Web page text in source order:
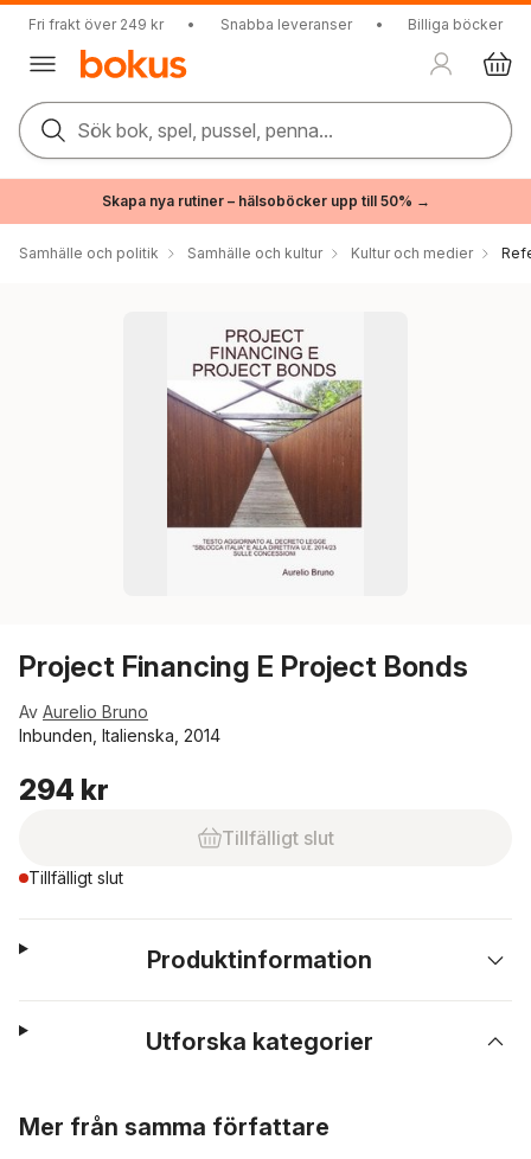
Fri frakt över 249 kr • Snabba leveranser • Billiga böcker
Sök bok, spel, pussel, penna...
Skapa nya rutiner – hälsoböcker upp till 50% →
Samhälle och politik Samhälle och kultur Kultur och medier
Project Financing E Project Bonds
Av Aurelio Bruno
Inbunden, Italienska, 2014
294 kr
Tillfälligt slut
Tillfälligt slut
Produktinformation
Utforska kategorier
Mer från samma författare